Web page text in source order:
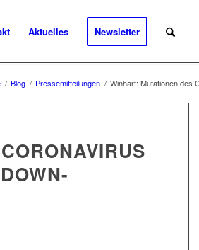
Aktuelles Newsletter
/ Blog / Pressemitteilungen / Winhart: Mutationen des